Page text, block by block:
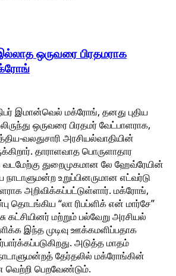
ஒருவரை பிரதமராக
இமான்வெல் மக்ரோங், தனது புதிய
ஒருவரை பிரதமர் வேட்பாளராக,
வலதுசாரி அரசியல்வாதியின்
தாராளவாத பொருளாதார
துறைமுகமான லே ஹேவ்ரேயின்
உறுப்பினருமான எட்வர்டு
அறிவிக்கப்பட்டுள்ளார். மக்ரோங்,
தொடங்கிய “லா ரிபப்ளிக் என் மார்சே”
கட்சியினர் மற்றும் பல்வேறு அரசியல்
இந்த முடிவு ஊக்கமளிப்பதாக
அடுத்த மாதம்
தேர்தலில் மக்ரோங்கின்
வெற்றி பெறவேண்டும்.